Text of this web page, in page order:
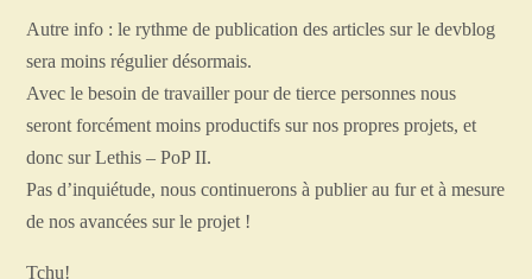
Autre info : le rythme de publication des articles sur le devblog
sera moins régulier désormais.
Avec le besoin de travailler pour de tierce personnes nous
seront forcément moins productifs sur nos propres projets, et
donc sur Lethis – PoP II.
Pas d’inquiétude, nous continuerons à publier au fur et à mesure
de nos avancées sur le projet !
Tchu!